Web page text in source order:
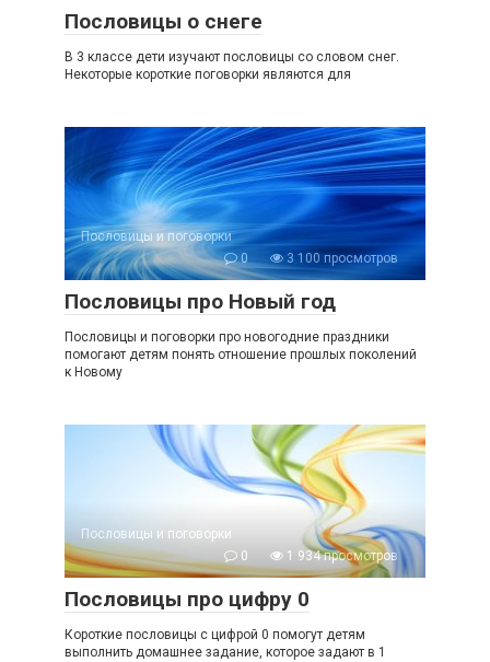
Пословицы о снеге
В 3 классе дети изучают пословицы со словом снег.
Некоторые короткие поговорки являются для
Пословицы и поговорки
0
3 100 просмотров
Пословицы про Новый год
Пословицы и поговорки про новогодние праздники
помогают детям понять отношение прошлых поколений
к Новому
Пословицы и поговорки
0
1 934 просмотров
Пословицы про цифру 0
Короткие пословицы с цифрой 0 помогут детям
выполнить домашнее задание, которое задают в 1